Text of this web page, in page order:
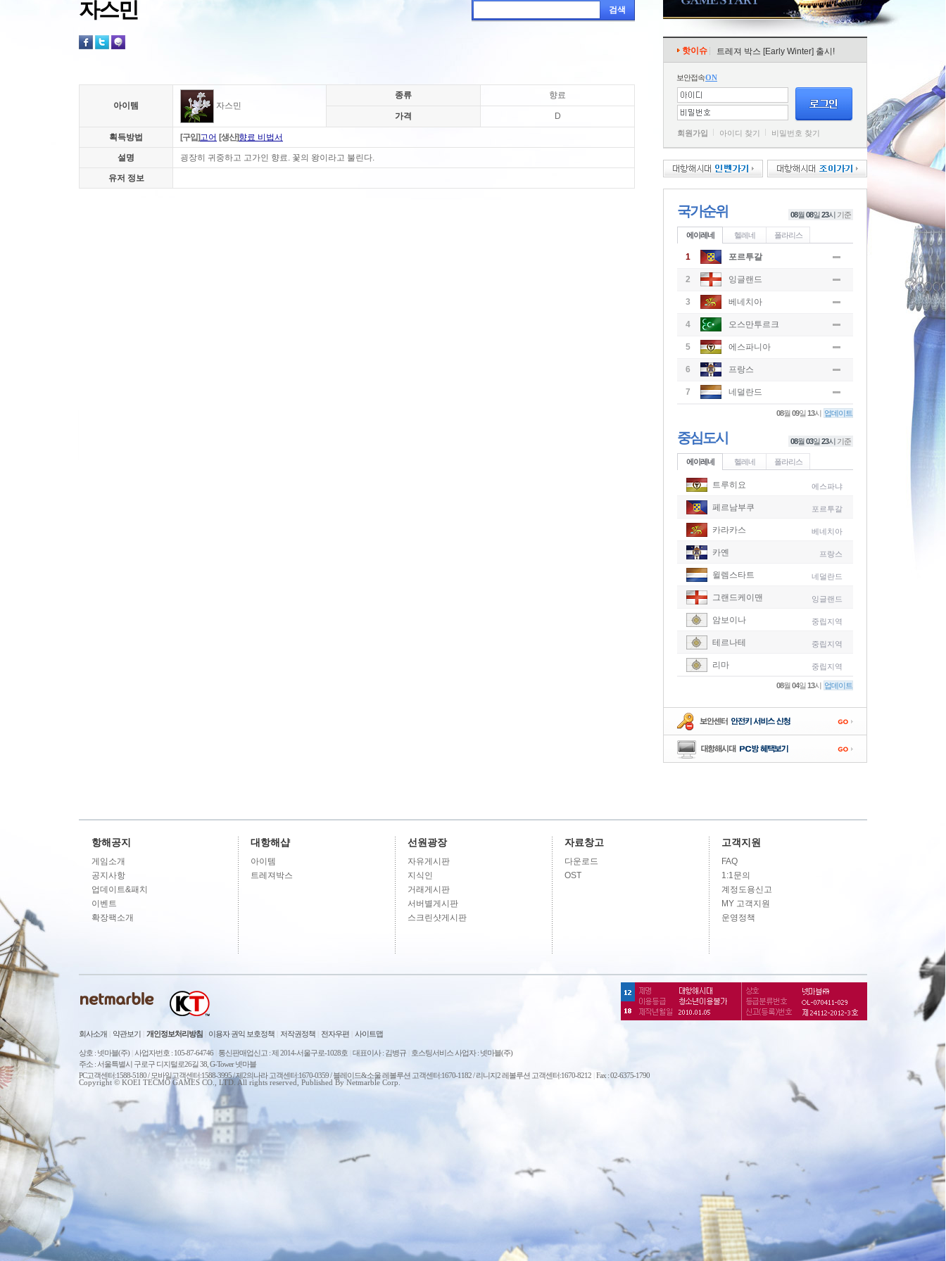
자스민 검색
아이템 자스민
종류 향료
가격 D
획득방법 [구입]고어 [생산]향료 비법서
설명 굉장히 귀중하고 고가인 향료. 꽃의 왕이라고 불린다.
유저 정보
핫이슈 트레져 박스 [Early Winter] 출시!
보안접속ON
회원가입 아이디 찾기 비밀번호 찾기
국가순위 08월 08일 23시 기준
에이레네 헬레네 폴라리스
1 포르투갈
2 잉글랜드
3 베네치아
4 오스만투르크
5 에스파니아
6 프랑스
-
7 네덜란드
08월09일13시 업데이트
중심도시 08월 03일 23시 기준
에이레네 헬레네 폴라리스
트루히요 에스파냐
페르남부쿠 포르투갈
카라카스 베네치아
카옌 프랑스
윌렘스타트 네덜란드
그랜드케이맨 잉글랜드
암보이나 중립지역
테르나테 중립지역
리마 중립지역
08월04일13시 업데이트
항해공지
게임소개
공지사항
업데이트&패치
이벤트
확장팩소개
대항해샵
아이템
트레져박스
선원광장
자유게시판
지식인
거래게시판
서버별게시판
스크린샷게시판
자료창고
다운로드
OST
고객지원
FAQ
1:1문의
계정도용신고
MY 고객지원
운영정책
회사소개 약관보기 개인정보처리방침 이용자 권익 보호정책 저작권정책 전자우편 사이트맵
상호 : 넷마블(주) 사업자번호 : 105-87-64746 통신판매업신고 : 제 2014-서울구로-1028호 대표이사 : 김병규
호스팅서비스 사업자 : 넷마블(주)
주소 : 서울특별시 구로구 디지털로26길 38, G-Tower 넷마블
PC고객센터:1588-5180 / 모바일고객센터:1588-3995 / 제2의나라 고객센터:1670-0359 / 블레이드&소울 레볼루션 고객센터:1670-1182 / 리니지2 레볼루션 고객센터:1670-8212 Fax : 02-6375-1790
Copyright © KOEI TECMO GAMES CO., LTD. All rights reserved, Published By Netmarble Corp.